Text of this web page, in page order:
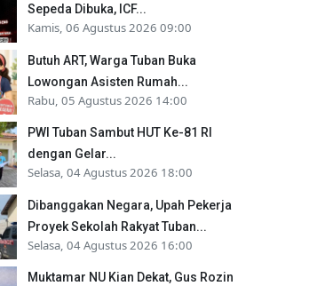
Sepeda Dibuka, ICF...
Kamis, 06 Agustus 2026 09:00
Butuh ART, Warga Tuban Buka
Lowongan Asisten Rumah...
Rabu, 05 Agustus 2026 14:00
PWI Tuban Sambut HUT Ke-81 RI
dengan Gelar...
Selasa, 04 Agustus 2026 18:00
Dibanggakan Negara, Upah Pekerja
Proyek Sekolah Rakyat Tuban...
Selasa, 04 Agustus 2026 16:00
Muktamar NU Kian Dekat, Gus Rozin